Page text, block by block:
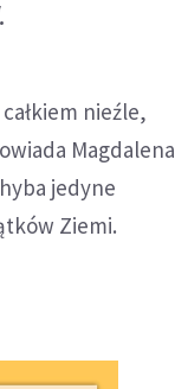
nieźle,
Magdalena
jedyne
Ziemi.